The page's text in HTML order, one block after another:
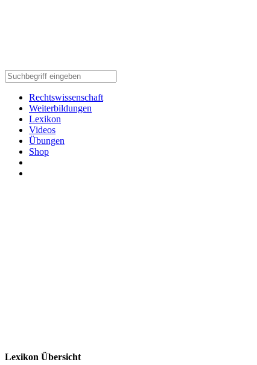
Rechtswissenschaft
Weiterbildungen
Lexikon
Videos
Übungen
Shop
Lexikon Übersicht